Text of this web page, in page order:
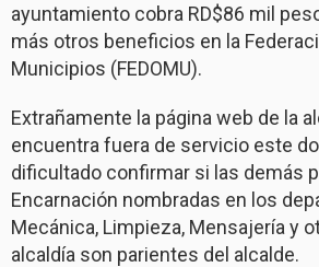
ayuntamiento cobra RD$86 mil
más otros beneficios en la
Municipios (FEDOMU).
Extrañamente la página web de la
encuentra fuera de servicio este
dificultado confirmar si las demás
Encarnación nombradas en los
Mecánica, Limpieza, Mensajería y
alcaldía son parientes del alcalde.